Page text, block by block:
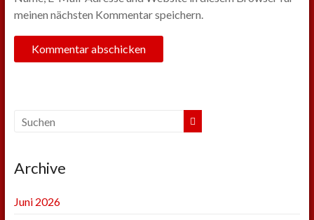
meinen nächsten Kommentar speichern.
Archive
Juni 2026